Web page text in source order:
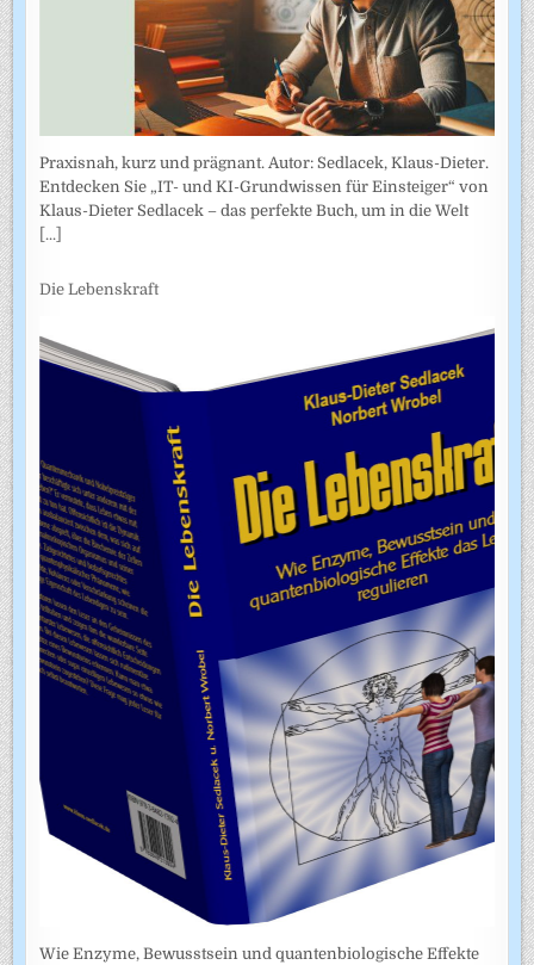
Praxisnah, kurz und prägnant. Autor: Sedlacek, Klaus-Dieter.
Entdecken Sie „IT- und KI-Grundwissen für Einsteiger“ von
Klaus-Dieter Sedlacek – das perfekte Buch, um in die Welt
[...]
Die Lebenskraft
Wie Enzyme, Bewusstsein und quantenbiologische Effekte